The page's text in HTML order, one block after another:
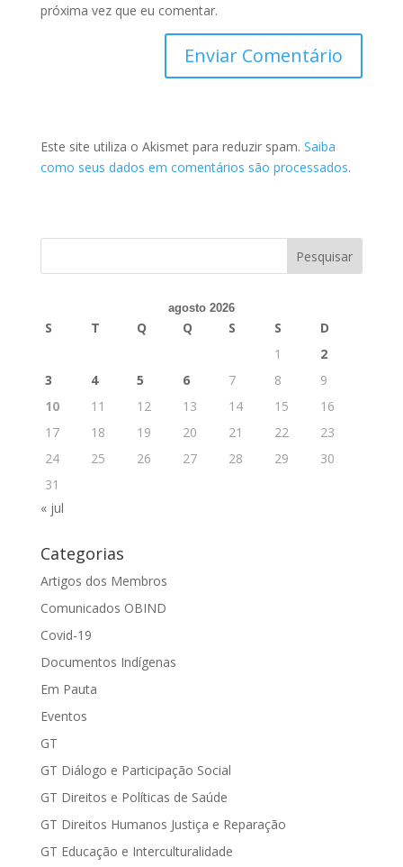
próxima vez que eu comentar.
Este site utiliza o Akismet para reduzir spam. Saiba
como seus dados em comentários são processados.
agosto 2026
S T Q Q S S
D
1
2
3
4 5 6 7 8
9
10
11 12 13 14 15
16
17
18 19 20 21 22
23
24
25 26 27 28 29
30
31
« jul
Categorias
Artigos dos Membros
Comunicados OBIND
Covid-19
Documentos Indígenas
Em Pauta
Eventos
GT
GT Diálogo e Participação Social
GT Direitos e Políticas de Saúde
GT Direitos Humanos Justiça e Reparação
GT Educação e Interculturalidade